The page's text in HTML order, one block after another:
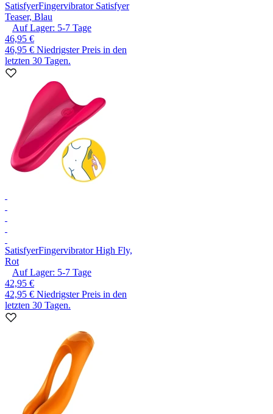
SatisfyerFingervibrator Satisfyer
Teaser, Blau
Auf Lager: 5-7 Tage
46,95 €
46,95 € Niedrigster Preis in den
letzten 30 Tagen.
SatisfyerFingervibrator High Fly,
Rot
Auf Lager: 5-7 Tage
42,95 €
42,95 € Niedrigster Preis in den
letzten 30 Tagen.